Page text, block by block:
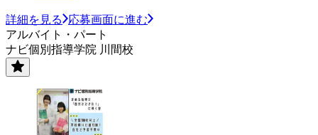
詳細を見る
応募画面に進む
アルバイト・パート
ナビ個別指導学院 川間校